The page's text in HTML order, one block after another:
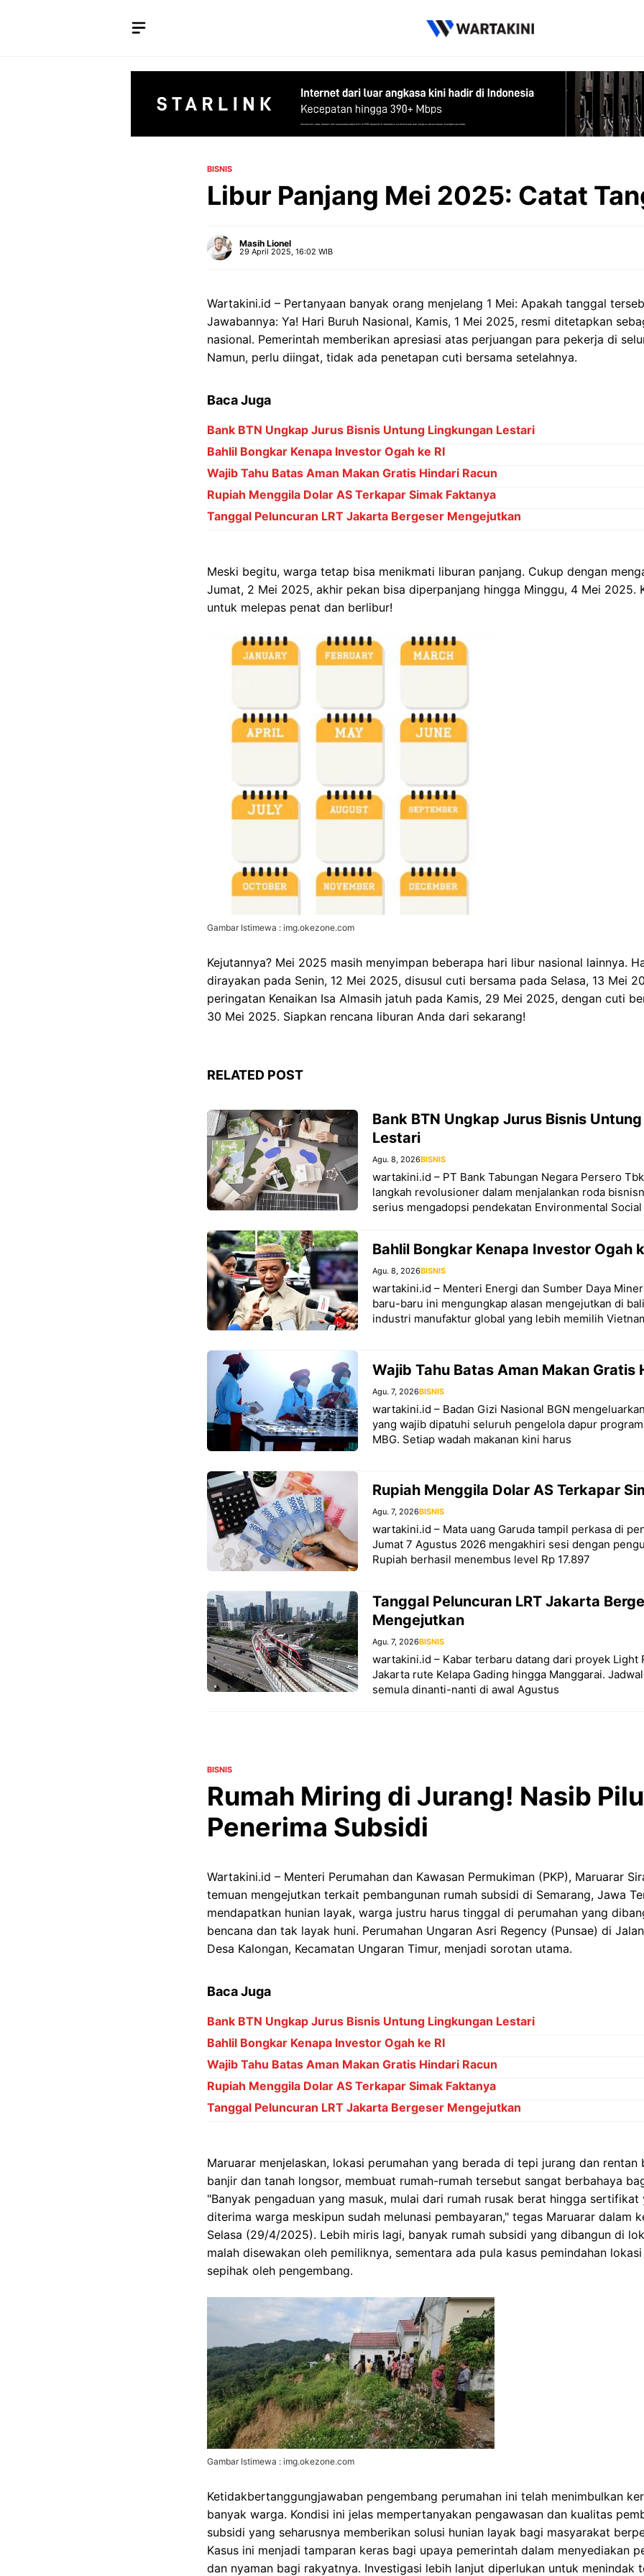
BISNIS
Libur Panjang Mei 2025: Catat
Masih Lionel
29 April 2025, 16:02 WIB
Wartakini.id – Pertanyaan banyak orang menjelang 1 Mei: Apakah tanggal
Jawabannya: Ya! Hari Buruh Nasional, Kamis, 1 Mei 2025, resmi ditetapkan
nasional. Pemerintah memberikan apresiasi atas perjuangan para pekerja di
Namun, perlu diingat, tidak ada penetapan cuti bersama setelahnya.
Baca Juga
Bank BTN Ungkap Jurus Bisnis Untung Lingkungan Lestari
Bahlil Bongkar Kenapa Investor Ogah ke RI
Wajib Tahu Batas Aman Makan Gratis Hindari Racun
Rupiah Menggila Dolar AS Terkapar Simak Faktanya
Tanggal Peluncuran LRT Jakarta Bergeser Mengejutkan
Meski begitu, warga tetap bisa menikmati liburan panjang. Cukup dengan
Jumat, 2 Mei 2025, akhir pekan bisa diperpanjang hingga Minggu, 4 Mei 2025.
untuk melepas penat dan berlibur!
Gambar Istimewa : img.okezone.com
Kejutannya? Mei 2025 masih menyimpan beberapa hari libur nasional lainnya.
dirayakan pada Senin, 12 Mei 2025, disusul cuti bersama pada Selasa, 13 Mei
peringatan Kenaikan Isa Almasih jatuh pada Kamis, 29 Mei 2025, dengan cuti
30 Mei 2025. Siapkan rencana liburan Anda dari sekarang!
RELATED POST
Bank BTN Ungkap Jurus Bisnis
Lestari
Agu. 8, 2026BISNIS
wartakini.id – PT Bank Tabungan Negara Persero
langkah revolusioner dalam menjalankan roda
serius mengadopsi pendekatan Environmental Social
Bahlil Bongkar Kenapa Investor Ogah
Agu. 8, 2026BISNIS
wartakini.id – Menteri Energi dan Sumber Daya
baru-baru ini mengungkap alasan mengejutkan di
industri manufaktur global yang lebih memilih
Wajib Tahu Batas Aman Makan Gratis
Agu. 7, 2026BISNIS
wartakini.id – Badan Gizi Nasional BGN
yang wajib dipatuhi seluruh pengelola dapur
MBG. Setiap wadah makanan kini harus
Rupiah Menggila Dolar AS Terkapar
Agu. 7, 2026BISNIS
wartakini.id – Mata uang Garuda tampil perkasa di
Jumat 7 Agustus 2026 mengakhiri sesi dengan
Rupiah berhasil menembus level Rp 17.897
Tanggal Peluncuran LRT Jakarta
Mengejutkan
Agu. 7, 2026BISNIS
wartakini.id – Kabar terbaru datang dari proyek Light
Jakarta rute Kelapa Gading hingga Manggarai.
semula dinanti-nanti di awal Agustus
BISNIS
Rumah Miring di Jurang! Nasib
Penerima Subsidi
Wartakini.id – Menteri Perumahan dan Kawasan Permukiman (PKP), Maruarar
temuan mengejutkan terkait pembangunan rumah subsidi di Semarang, Jawa
mendapatkan hunian layak, warga justru harus tinggal di perumahan yang
bencana dan tak layak huni. Perumahan Ungaran Asri Regency (Punsae) di
Desa Kalongan, Kecamatan Ungaran Timur, menjadi sorotan utama.
Baca Juga
Bank BTN Ungkap Jurus Bisnis Untung Lingkungan Lestari
Bahlil Bongkar Kenapa Investor Ogah ke RI
Wajib Tahu Batas Aman Makan Gratis Hindari Racun
Rupiah Menggila Dolar AS Terkapar Simak Faktanya
Tanggal Peluncuran LRT Jakarta Bergeser Mengejutkan
Maruarar menjelaskan, lokasi perumahan yang berada di tepi jurang dan rentan
banjir dan tanah longsor, membuat rumah-rumah tersebut sangat berbahaya
"Banyak pengaduan yang masuk, mulai dari rumah rusak berat hingga sertifikat
diterima warga meskipun sudah melunasi pembayaran," tegas Maruarar dalam
Selasa (29/4/2025). Lebih miris lagi, banyak rumah subsidi yang dibangun di
malah disewakan oleh pemiliknya, sementara ada pula kasus pemindahan
sepihak oleh pengembang.
Gambar Istimewa : img.okezone.com
Ketidakbertanggungjawaban pengembang perumahan ini telah menimbulkan
banyak warga. Kondisi ini jelas mempertanyakan pengawasan dan kualitas
subsidi yang seharusnya memberikan solusi hunian layak bagi masyarakat
Kasus ini menjadi tamparan keras bagi upaya pemerintah dalam menyediakan
dan nyaman bagi rakyatnya. Investigasi lebih lanjut diperlukan untuk menindak